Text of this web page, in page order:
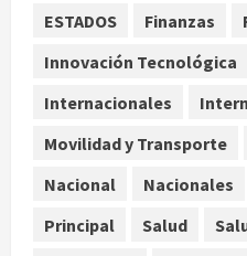
4
de
agosto
Internacional
TLC
ESTADOS
Finanzas
Innovación Tecnológica
Internacionales
Movilidad y Transporte
Nacional
Nacionales
Principal
Salud